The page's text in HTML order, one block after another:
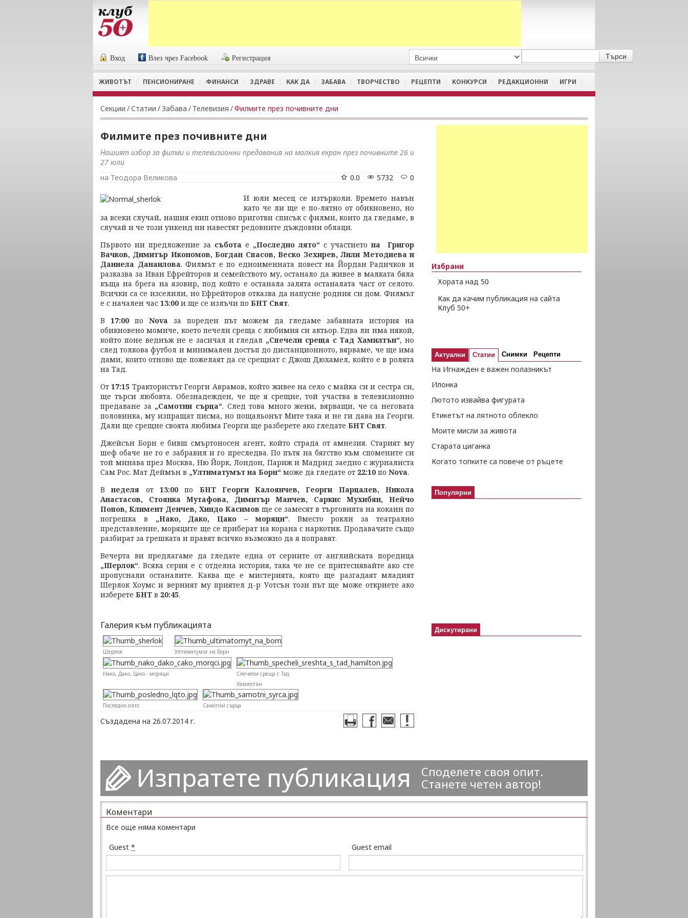
Вход Влез чрез Facebook Регистрация
ЖИВОТЪТ ПЕНСИОНИРАНЕ ФИНАНСИ ЗДРАВЕ КАК ДА ЗАБАВА ТВОРЧЕСТВО РЕЦЕПТИ КОНКУРСИ РЕДАКЦИОННИ ИГРИ
Секции /Статии / Забава / Телевизия /Филмите през почивните дни
Филмите през почивните дни
Нашият избор за филми и телевизионни предавания на малкия екран през почивните 26 и
27 юли
на Теодора Великова
0
5732
0.0
И юли месец се изтърколи. Времето навън
като че ли ще е по-лятно от обикновено, но
за всеки случай, нашия екип отново приготви списък с филми, които да гледаме, в
случай и че този уикенд ни навестят редовните дъждовни облаци.
Първото ни предложение за събота е „Последно лято“ с участиетона Григор
Вачков, Димитър Икономов, Богдан Спасов, Веско Зехирев, Лили Методиева и
Даниела Данаилова. Филмът е по едноименната повест на Йордан Радичков и
разказва за Иван Ефрейторов и семейството му, останало да живее в малката бяла
къща на брега на язовир, под който е останала залята останалата част от селото.
Всички са се изселили, но Ефрейторов отказва да напусне родния си дом. Филмът
е с начален час 13:00 и ще се излъчи по БНТ Свят.
В 17:00 по Nova за пореден път можем да гледаме забавната история на
обикновено момиче, което печели среща с любимия си актьор. Едва ли има някой,
който поне веднъж не е засичал и гледал „Спечели среща с Тад Хамилтън“, но
след толкова футбол и минимален достъп до дистанционното, вярваме, че ще има
дами, които отново ще пожелаят да се срещнат с Джош Дюхамел, който е в ролята
на Тад.
От17:15 Трактористът Георги Аврамов, който живее на село с майка си и сестра си,
ще търси любовта. Обезнадежден, че ще я срещне, той участва в телевизионно
предаване за „Самотни сърца“. След това много жени, вярващи, че са неговата
половинка, му изпращат писма, но пощальонът Мите така и не ги дава на Георги.
Дали ще срещне своята любима Георги ще разберете ако гледате БНТ Свят.
Джейсън Борн е бивш смъртоносен агент, който страда от амнезия. Старият му
шеф обаче не го е забравил и го преследва. По пътя на бягство към спомените си
той минава през Москва, Ню Йорк, Лондон, Париж и Мадрид заедно с журналиста
Сам Рос. Мат Деймън в „Ултиматумът на Борн“ може да гледате от 22:10 по Nova.
Внеделя от 13:00по БНТ Георги Калоянчев, Георги Парцалев, Никола
Анастасов, Стоянка Мутафова, Димитър Манчев, Саркис Мухибян, Нейчо
Попов, Климент Денчев, Хиндо Касимов ще се замесят в търговията на кокаин по
погрешка в „Нако, Дако, Цако – моряци“. Вместо рокли за театрално
представление, моряците ще се приберат на корана с наркотик. Продавачите също
разбират за грешката и правят всичко възможно да я поправят.
Вечерта ви предлагаме да гледате една от сериите от английската поредица
„Шерлок“. Всяка серия е с отделна история, така че не се притеснявайте ако сте
пропуснали останалите. Каква ще е мистерията, която ще разгадаят младият
Шерлок Хоумс и верният му приятел д-р Уотсън този път ще може откриете ако
изберете БНТ в 20:45.
Галерия към публикацията
Шерлок Ултиматумът на Борн
Нако, Дако, Цако - моряци
Спечели среща с Тад
Хамилтън
Последно лято Самотни сърца
Създадена на 26.07.2014 г.
Избрани
Хората над 50
Как да качим публикация на сайта
Клуб 50+
Актуални Статии Снимки Рецепти
На Игнажден е важен полазникът
Илонка
Лютото извайва фигурата
Етикетът на лятното облекло
Моите мисли за живота
Старата циганка
Когато топките са повече от ръцете
Популярни
Дискутирани
Изпратете публикация
Споделете своя опит.
Станете четен автор!
Коментари
Все още няма коментари
Guest * Guest email